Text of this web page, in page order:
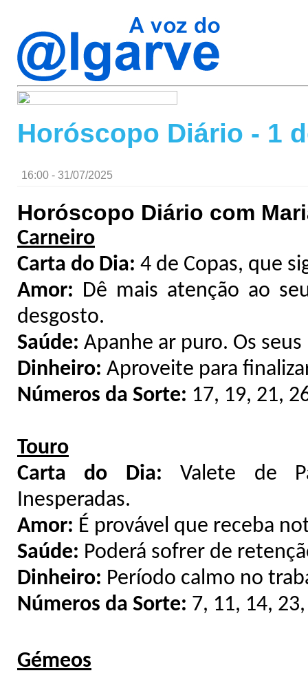
Horóscopo Diário - 1
16:00 - 31/07/2025
Horóscopo Diário com
Carneiro
Carta do Dia: 4 de Copas, que
Amor: Dê mais atenção ao
desgosto.
Saúde: Apanhe ar puro. Os
Dinheiro: Aproveite para
Números da Sorte: 17, 19, 21,
Touro
Carta do Dia: Valete de
Inesperadas.
Amor: É provável que receba
Saúde: Poderá sofrer de
Dinheiro: Período calmo no
Números da Sorte: 7, 11, 14,
Gémeos